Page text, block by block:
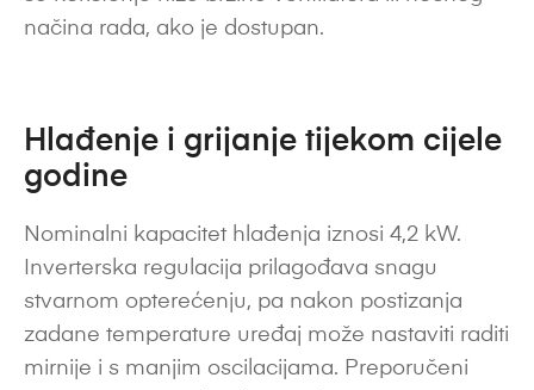
načina rada, ako je dostupan.
Hlađenje i grijanje tijekom cijele
godine
Nominalni kapacitet hlađenja iznosi 4,2 kW.
Inverterska regulacija prilagođava snagu
stvarnom opterećenju, pa nakon postizanja
zadane temperature uređaj može nastaviti raditi
mirnije i s manjim oscilacijama. Preporučeni